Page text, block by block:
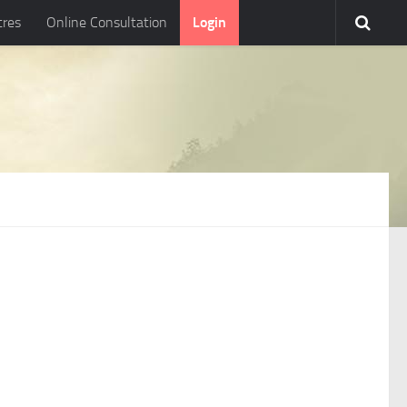
Online Consultation Login